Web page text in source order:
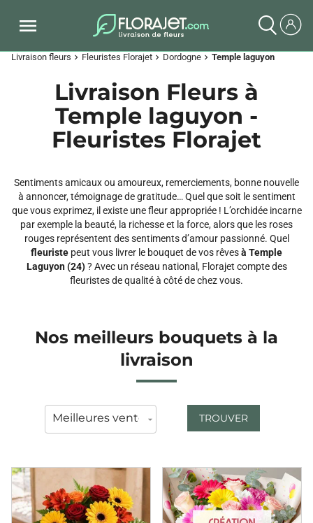
Livraison fleurs chevron_right Fleuristes Florajet chevron_right Dordogne chevron_right Temple laguyon
Livraison Fleurs à
Temple laguyon -
Fleuristes Florajet
Sentiments amicaux ou amoureux, remerciements, bonne nouvelle
à annoncer, témoignage de gratitude… Quel que soit le sentiment
que vous exprimez, il existe une fleur appropriée ! L’orchidée incarne
par exemple la beauté, la richesse et la force, alors que les roses
rouges représentent des sentiments d’amour passionné. Quel
fleuriste peut vous livrer le bouquet de vos rêvesà Temple
Laguyon (24)? Avec un réseau national, Florajet compte des
fleuristes de qualité à côté de chez vous.
Nos meilleurs bouquets à la
livraison
TROUVER